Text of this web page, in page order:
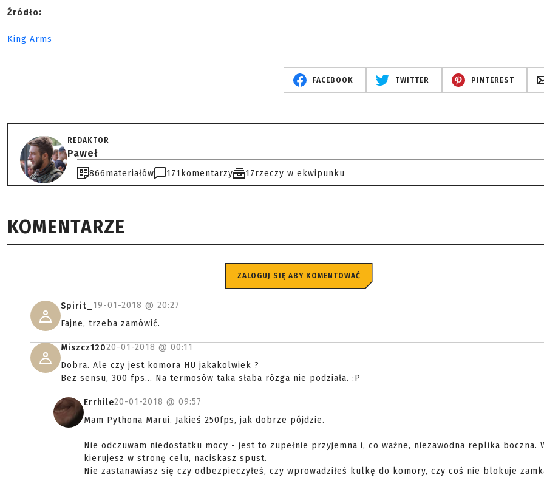
Źródło:
King Arms
FACEBOOK TWITTER PINTEREST
REDAKTOR
Paweł
866materiałów 171 komentarzy 17rzeczy w ekwipunku
KOMENTARZE
ZALOGUJ SIĘ ABY KOMENTOWAĆ
Spirit_ 19-01-2018 @ 20:27
Fajne, trzeba zamówić.
Miszcz12020-01-2018 @ 00:11
Dobra. Ale czy jest komora HU jakakolwiek ?
Bez sensu, 300 fps... Na termosów taka słaba rózga nie podziała. :P
Errhile20-01-2018 @ 09:57
Mam Pythona Marui. Jakieś 250fps, jak dobrze pójdzie.
Nie odczuwam niedostatku mocy - jest to zupełnie przyjemna i, co ważne, niezawodna replika boczna.
kierujesz w stronę celu, naciskasz spust.
Nie zastanawiasz się czy odbezpieczyłeś, czy wprowadziłeś kulkę do komory, czy coś nie blokuje